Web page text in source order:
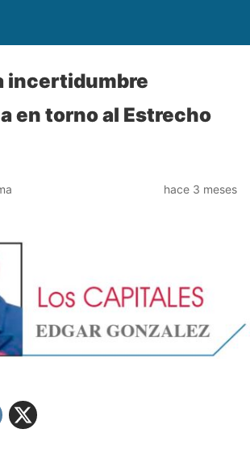
incertidumbre
en torno al Estrecho
hace 3 meses